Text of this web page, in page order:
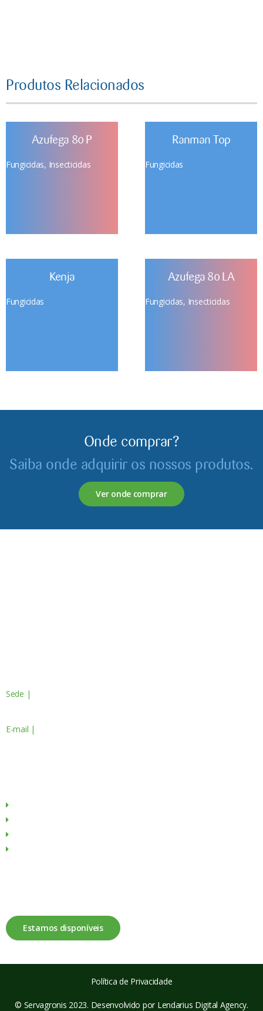
Produtos Relacionados
Azufega 80 P
Fungicidas, Insecticidas
Ranman Top
Fungicidas
Kenja
Fungicidas
Azufega 80 LA
Fungicidas, Insecticidas
Onde comprar?
Saiba onde adquirir os nossos produtos.
Ver onde comprar
Sede |
E-mail |
Estamos disponíveis
© Servagronis 2023. Desenvolvido por Lendarius Digital Agency.
Política de Privacidade